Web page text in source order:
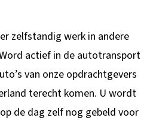
zelfstandig werk in andere
actief in de autotransport
van onze opdrachtgevers
terecht komen. U wordt
de dag zelf nog gebeld voor